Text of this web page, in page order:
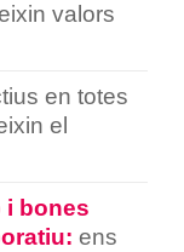
valors
en totes
el
i bones
ens